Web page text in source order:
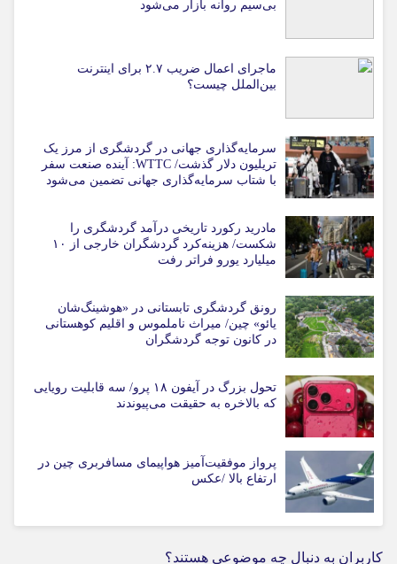
بی‌سیم روانه بازار می‌شود
ماجرای اعمال ضریب ۲.۷ برای اینترنت
بین‌الملل چیست؟
سرمایه‌گذاری جهانی در گردشگری از مرز یک
تریلیون دلار گذشت/ WTTC: آینده صنعت سفر
با شتاب سرمایه‌گذاری جهانی تضمین می‌شود
مادرید رکورد تاریخی درآمد گردشگری را
شکست/ هزینه‌کرد گردشگران خارجی از ۱۰
میلیارد یورو فراتر رفت
رونق گردشگری تابستانی در «هوشینگ‌شان
یائو» چین/ میراث ناملموس و اقلیم کوهستانی
در کانون توجه گردشگران
تحول بزرگ در آیفون ۱۸ پرو/ سه قابلیت رویایی
که بالاخره به حقیقت می‌پیوندند
پرواز موفقیت‌آمیز هواپیمای مسافربری چین در
ارتفاع بالا /عکس
کاربران به دنبال چه موضوعی هستند؟